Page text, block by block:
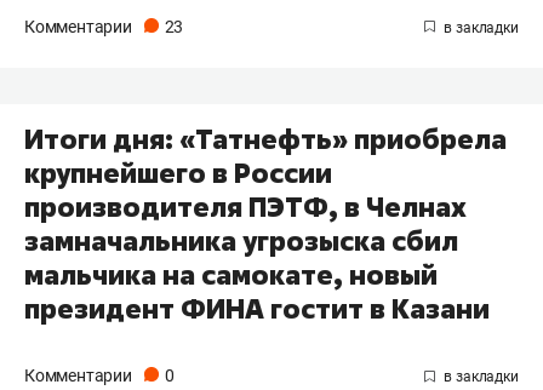
Комментарии 23
Итоги дня: «Татнефть» приобрела
крупнейшего в России
производителя ПЭТФ, в Челнах
замначальника угрозыска сбил
мальчика​ на самокате, новый
президент ФИНА гостит в Казани
Комментарии 0